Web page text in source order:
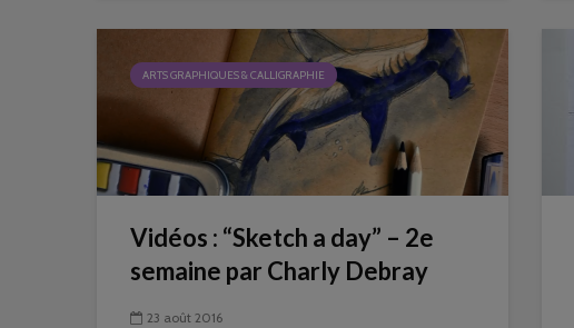
ARTS GRAPHIQUES & CALLIGRAPHIE
Vidéos : “Sketch a day” – 2e
semaine par Charly Debray
23 août 2016